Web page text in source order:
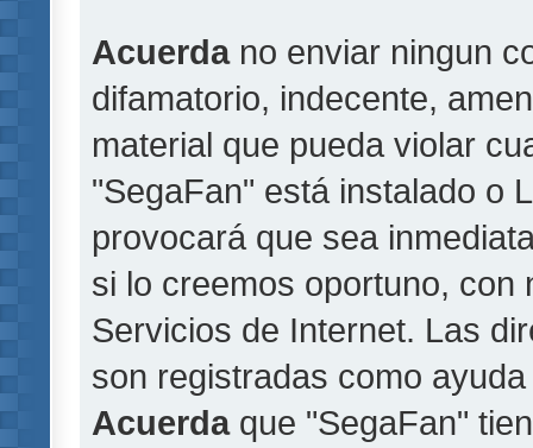
Acuerdano enviar ningun
difamatorio, indecente,
material que pueda violar
"SegaFan" está instalado o
provocará que sea
si lo creemos oportuno, con
Servicios de Internet. Las
son registradas como
Acuerdaque "SegaFan"